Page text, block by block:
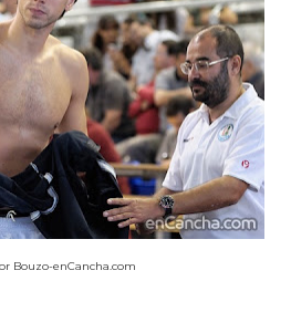
Bouzo-enCancha.com